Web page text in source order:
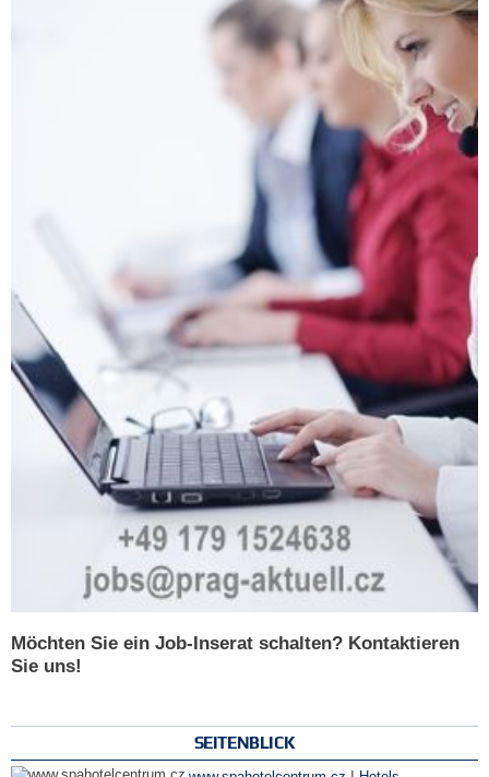
Möchten Sie ein Job-Inserat schalten? Kontaktieren
Sie uns!
SEITENBLICK